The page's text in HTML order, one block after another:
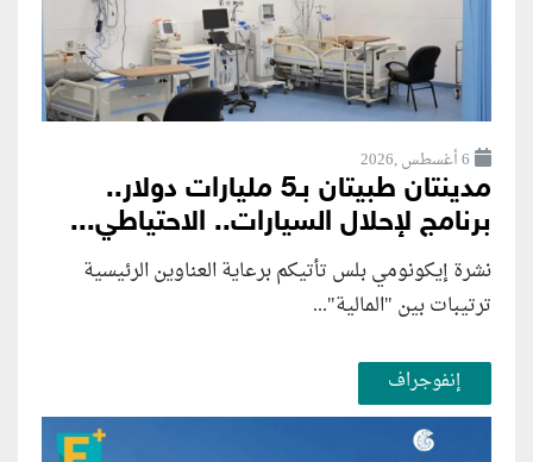
6 أغسطس ,2026
مدينتان طبيتان بـ5 مليارات دولار..
برنامج لإحلال السيارات.. الاحتياطي...
نشرة إيكونومي بلس تأتيكم برعاية العناوين الرئيسية
ترتيبات بين "المالية"...
إنفوجراف